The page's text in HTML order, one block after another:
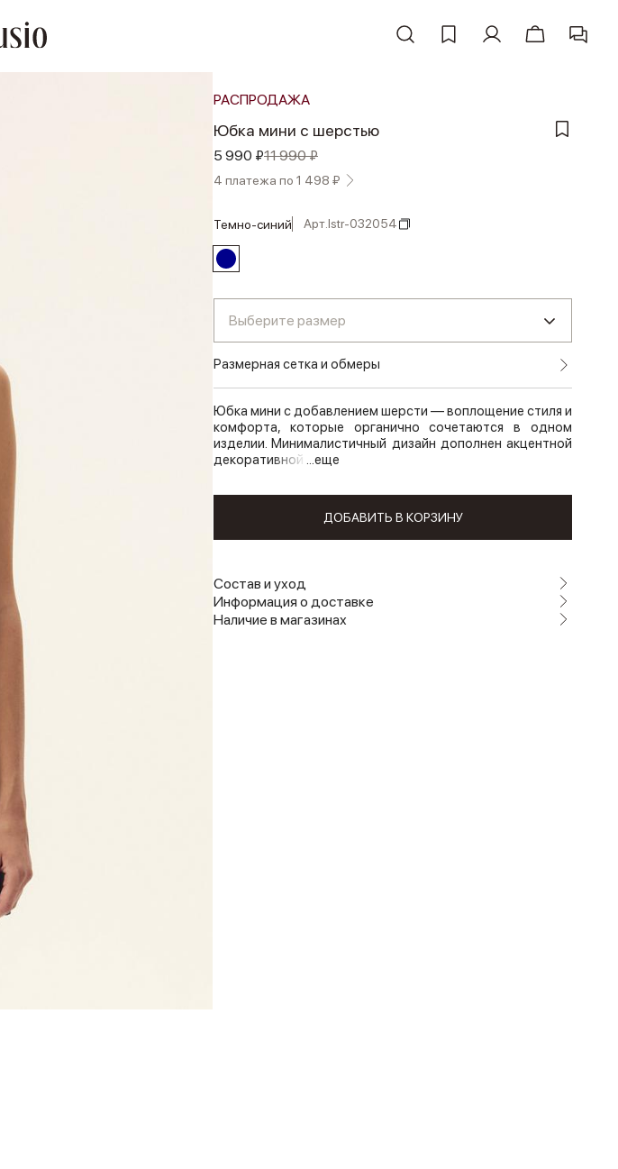
РАСПРОДАЖА
Юбка мини с шерстью
5 990 ₽11 990 ₽
4 платежа по 1 498 ₽
темно-синий Арт.lstr-032054
Выберите размер
Размерная сетка и обмеры
Юбка мини с добавлением шерсти — воплощение стиля и
комфорта, которые органично сочетаются в одном
изделии. Минималистичный дизайн дополнен акцентной
декоративной ...еще
ДОБАВИТЬ В КОРЗИНУ
Состав и уход
Информация о доставке
Наличие в магазинах